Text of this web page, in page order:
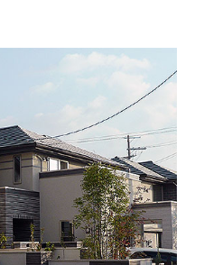
Kawara Collaboration
ー サイトマップ